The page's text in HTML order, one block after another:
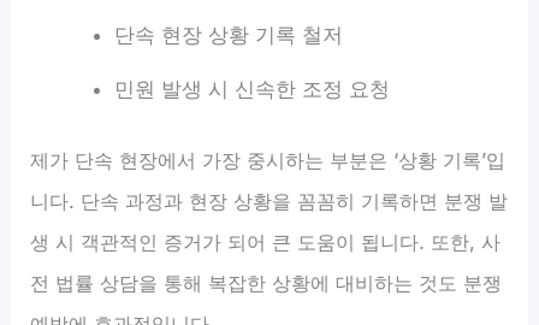
단속 현장 상황 기록 철저
민원 발생 시 신속한 조정 요청
제가 단속 현장에서 가장 중시하는 부분은 ‘상황 기록’입
니다. 단속 과정과 현장 상황을 꼼꼼히 기록하면 분쟁 발
생 시 객관적인 증거가 되어 큰 도움이 됩니다. 또한, 사
전 법률 상담을 통해 복잡한 상황에 대비하는 것도 분쟁